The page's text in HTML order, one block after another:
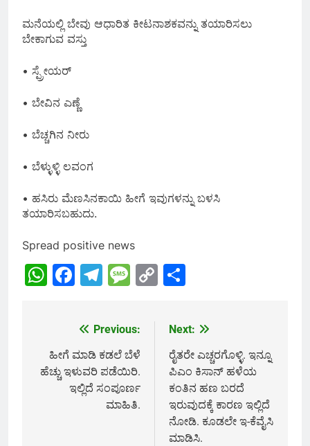
ಮನೆಯಲ್ಲಿ ಬೇವು ಆಧಾರಿತ ಕೀಟನಾಶಕವನ್ನು ತಯಾರಿಸಲು
ಬೇಕಾಗುವ ವಸ್ತು
• ಸ್ಪ್ರೇಯರ್
• ಬೇವಿನ ಎಣ್ಣೆ
• ಬೆಚ್ಚಗಿನ ನೀರು
• ಬೆಳ್ಳುಳ್ಳಿ ಲವಂಗ
• ಹಸಿರು ಮೆಣಸಿನಕಾಯಿ ಹೀಗೆ ಇವುಗಳನ್ನು ಬಳಸಿ
ತಯಾರಿಸಬಹುದು.
Spread positive news
WhatsApp
Facebook
Telegram
Message
Copy
navigation
Previous:
ಹೀಗೆ ಮಾಡಿ ಕಡಲೆ ಬೆಳೆ
ಹೆಚ್ಚು ಇಳುವರಿ ಪಡೆಯಿರಿ.
ಇಲ್ಲಿದೆ ಸಂಪೂರ್ಣ
ಮಾಹಿತಿ.
Next:
ರೈತರೇ ಎಚ್ಚರಗೊಳ್ಳಿ. ಇನ್ನೂ
ಪಿಎಂ ಕಿಸಾನ್ ಹಳೆಯ
ಕಂತಿನ ಹಣ ಬರದೆ
ಇರುವುದಕ್ಕೆ ಕಾರಣ ಇಲ್ಲಿದೆ
ನೋಡಿ. ಕೂಡಲೇ ಇ-ಕೆವೈಸಿ
ಮಾಡಿಸಿ.